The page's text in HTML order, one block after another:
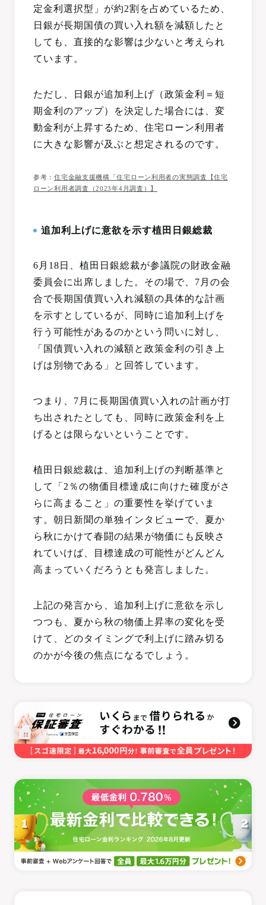
定金利選択型」が約2割を占めているため、
日銀が長期国債の買い入れ額を減額したと
しても、直接的な影響は少ないと考えられ
ています。
ただし、日銀が追加利上げ（政策金利＝短
期金利のアップ）を決定した場合には、変
動金利が上昇するため、住宅ローン利用者
に大きな影響が及ぶと想定されるのです。
参考：住宅金融支援機構「住宅ローン利用者の実態調査【住宅
ローン利用者調査（2023年4月調査）】
追加利上げに意欲を示す植田日銀総裁
6月18日、植田日銀総裁が参議院の財政金融
委員会に出席しました。その場で、7月の会
合で長期国債買い入れ減額の具体的な計画
を示すとしているが、同時に追加利上げを
行う可能性があるのかという問いに対し、
「国債買い入れの減額と政策金利の引き上
げは別物である」と回答しています。
つまり、7月に長期国債買い入れの計画が打
ち出されたとしても、同時に政策金利を上
げるとは限らないということです。
植田日銀総裁は、追加利上げの判断基準と
して「2％の物価目標達成に向けた確度がさ
らに高まること」の重要性を挙げていま
す。朝日新聞の単独インタビューで、夏か
ら秋にかけて春闘の結果が物価にも反映さ
れていけば、目標達成の可能性がどんどん
高まっていくだろうとも発言しました。
上記の発言から、追加利上げに意欲を示し
つつも、夏から秋の物価上昇率の変化を受
けて、どのタイミングで利上げに踏み切る
のかが今後の焦点になるでしょう。